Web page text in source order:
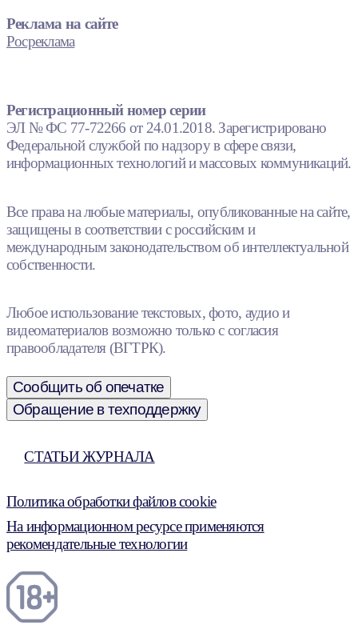
Реклама на сайте
Росреклама
Регистрационный номер серии
ЭЛ № ФС 77-72266 от 24.01.2018. Зарегистрировано
Федеральной службой по надзору в сфере связи,
информационных технологий и массовых коммуникаций.
Все права на любые материалы, опубликованные на сайте,
защищены в соответствии с российским и
международным законодательством об интеллектуальной
собственности.
Любое использование текстовых, фото, аудио и
видеоматериалов возможно только с согласия
правообладателя (ВГТРК).
Сообщить об опечатке
Обращение в техподдержку
СТАТЬИ ЖУРНАЛА
Политика обработки файлов cookie
На информационном ресурсе применяются
рекомендательные технологии